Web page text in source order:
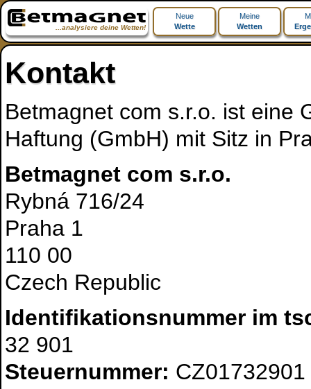
...analysiere deine Wetten!
Neue
Wette
Meine
Wetten
Kontakt
Betmagnet com s.r.o. ist eine
Haftung (GmbH) mit Sitz in
Betmagnet com s.r.o.
Rybná 716/24
Praha 1
110 00
Czech Republic
Identifikationsnummer im
32 901
Steuernummer: CZ01732901